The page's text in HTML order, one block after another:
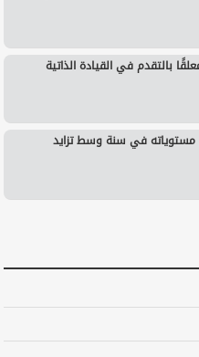
بالتقدم في القيادة الذاتية
مستوياته في سنة وسط تزايد